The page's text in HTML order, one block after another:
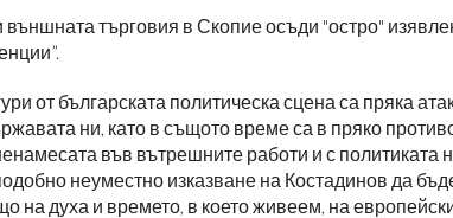
търговия в Скопие осъди "остро"
от българската политическа сцена са пряка
ни, като в същото време са в пряко
във вътрешните работи и с политиката
неуместно изказване на Костадинов да
на духа и времето, в което живеем, на